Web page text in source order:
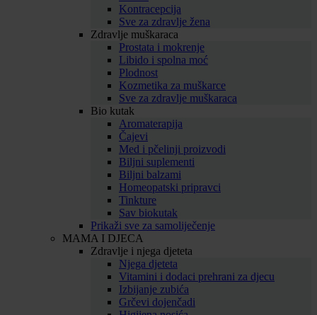
Kontracepcija
Sve za zdravlje žena
Zdravlje muškaraca
Prostata i mokrenje
Libido i spolna moć
Plodnost
Kozmetika za muškarce
Sve za zdravlje muškaraca
Bio kutak
Aromaterapija
Čajevi
Med i pčelinji proizvodi
Biljni suplementi
Biljni balzami
Homeopatski pripravci
Tinkture
Sav biokutak
Prikaži sve za samoliječenje
MAMA I DJECA
Zdravlje i njega djeteta
Njega djeteta
Vitamini i dodaci prehrani za djecu
Izbijanje zubića
Grčevi dojenčadi